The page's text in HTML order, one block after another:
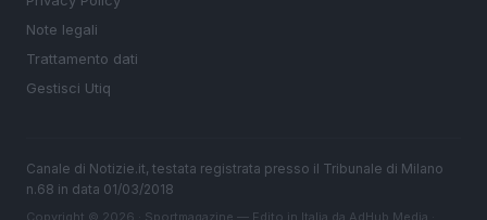
Note legali
Trattamento dati
Gestisci Utiq
Canale di Notizie.it, testata registrata presso il Tribunale di Milano
n.68 in data 01/03/2018
Copyright © 2026 · Sportmagazine — Edito in Italia da AdHub Media